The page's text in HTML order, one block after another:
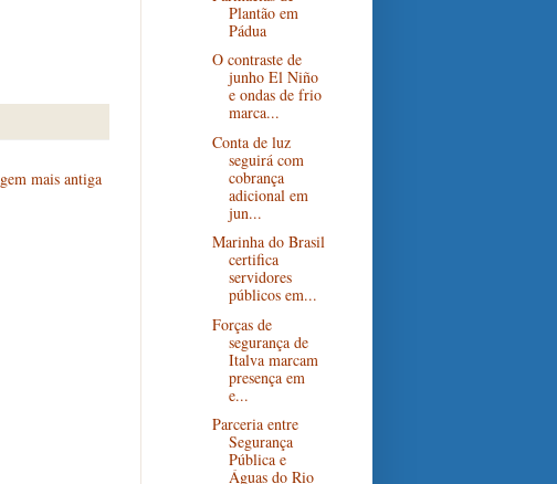
mais antiga
Plantão em
Pádua
O contraste de
junho El Niño
e ondas de frio
marca...
Conta de luz
seguirá com
cobrança
adicional em
jun...
Marinha do Brasil
certifica
servidores
públicos em...
Forças de
segurança de
Italva marcam
presença em
e...
Parceria entre
Segurança
Pública e
Águas do Rio